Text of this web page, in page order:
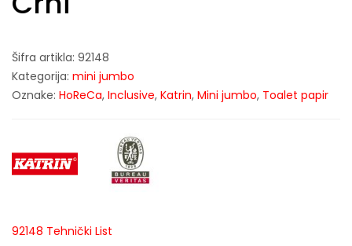
Šifra artikla: 92148
Kategorija: mini jumbo
Oznake: HoReCa, Inclusive, Katrin, Mini jumbo, Toalet papir
92148 Tehnički List